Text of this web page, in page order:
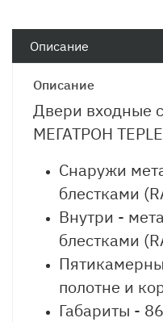
Описание
Описание
Двери входные
МЕГАТРОН
Снаружи
блестками
Внутри -
блестками
полотне и
Габариты -